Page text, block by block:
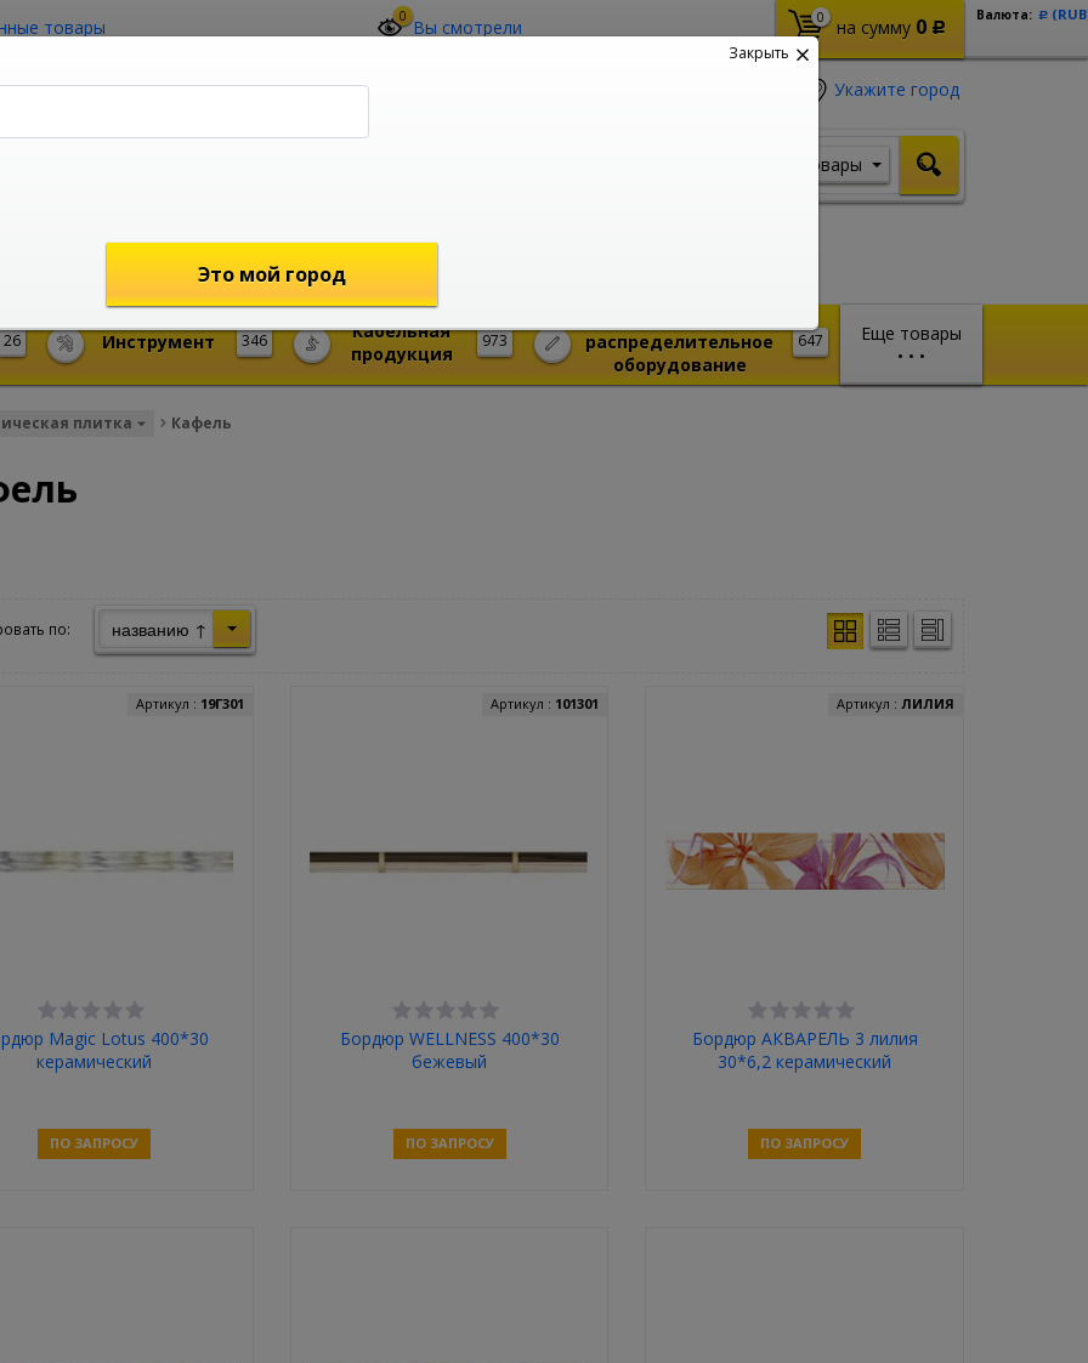
товары 0 Вы смотрели 0 на сумму 0 Р
Валюта: Р
Укажите город
shop@mireks.ru
Товары
Еще товары
• • •
26 346
Инструмент 973
Кабельная
продукция
647
распределительное
оборудование
плитка Кафель
по: названию ↑
Magic Lotus 400*30
керамический
Артикул : 19Г301
ПО ЗАПРОСУ
Бордюр WELLNESS 400*30
бежевый
Артикул : 101301
ПО ЗАПРОСУ
Бордюр АКВАРЕЛЬ 3 лилия
30*6,2 керамический
Артикул : ЛИЛИЯ
ПО ЗАПРОСУ
Закрыть
Это мой город